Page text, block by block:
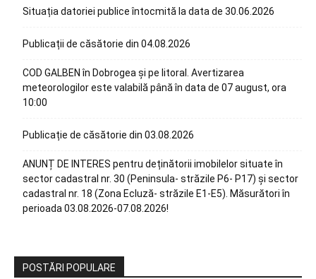
Situația datoriei publice întocmită la data de 30.06.2026
Publicații de căsătorie din 04.08.2026
COD GALBEN în Dobrogea și pe litoral. Avertizarea
meteorologilor este valabilă până în data de 07 august, ora
10:00
Publicație de căsătorie din 03.08.2026
ANUNȚ DE INTERES pentru deținătorii imobilelor situate în
sector cadastral nr. 30 (Peninsula- străzile P6- P17) și sector
cadastral nr. 18 (Zona Ecluză- străzile E1-E5). Măsurători în
perioada 03.08.2026-07.08.2026!
POSTĂRI POPULARE